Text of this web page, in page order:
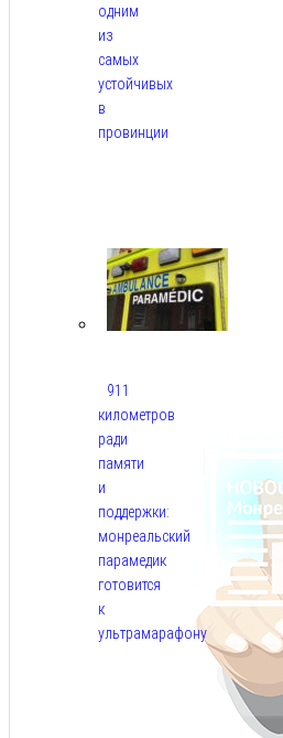
одним
из
самых
устойчивых
в
провинции
911
километров
ради
памяти
и
поддержки:
монреальский
парамедик
готовится
к
ультрамарафону